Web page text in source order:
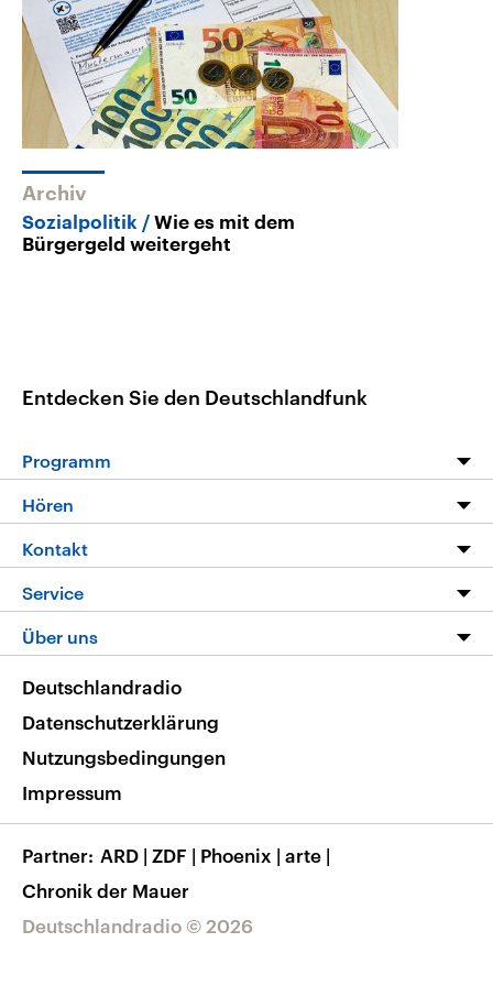
Archiv
Sozialpolitik
Wie es mit dem
Bürgergeld weitergeht
Entdecken Sie den Deutschlandfunk
Programm
Programm
Die Nachrichten
Nachrichtenleicht
Neue Beiträge auf dlf.de
Hören
Livestream
Podcasts
Deutschlandfunk App
Nachrichten App
Frequenzen
Kontakt
Hörerservice
Service
FAQ
Veranstaltungen
Musikliste
RSS
Über uns
Barrierefreiheit
Deutschlandradio © 2026
Deutschlandradio
Datenschutzerklärung
Nutzungsbedingungen
Impressum
Partner ARD | ZDF | Phoenix | arte |
Chronik der Mauer